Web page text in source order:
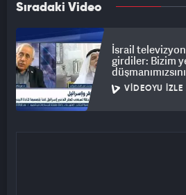
Sıradaki Video
İsrail
girdiler: Bizim
VIDEOYU İZLE